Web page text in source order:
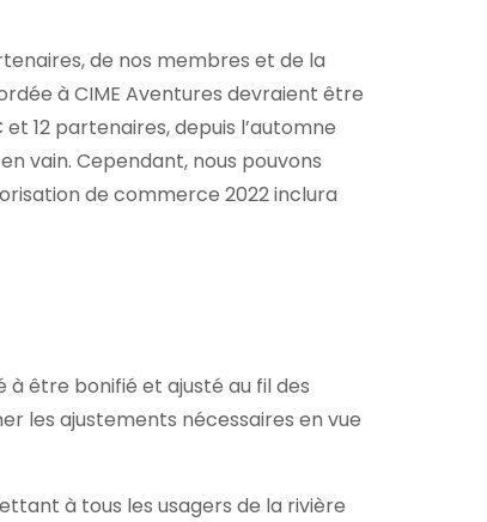
de nos membres et de la
à CIME Aventures devraient être
12 partenaires, depuis l’automne
vain. Cependant, nous pouvons
de commerce 2022 inclura
être bonifié et ajusté au fil des
les ajustements nécessaires en vue
à tous les usagers de la rivière